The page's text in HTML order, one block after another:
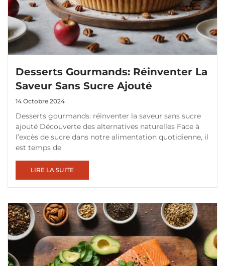
Desserts Gourmands: Réinventer La
Saveur Sans Sucre Ajouté
14 Octobre 2024
Desserts gourmands: réinventer la saveur sans sucre
ajouté Découverte des alternatives naturelles Face à
l’excès de sucre dans notre alimentation quotidienne, il
est temps de
LIRE LA SUITE